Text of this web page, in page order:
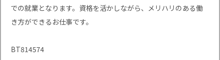
での就業となります。資格を活かしながら、メリハリのある働
き方ができるお仕事です。
BT814574